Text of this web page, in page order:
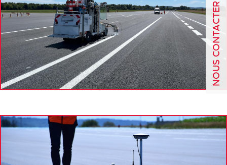
NOUS CONTACTER